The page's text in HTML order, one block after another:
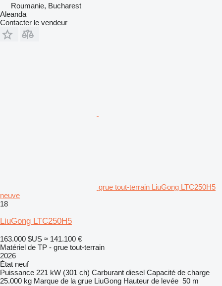
Roumanie, Bucharest
Aleanda
Contacter le vendeur
grue tout-terrain LiuGong LTC250H5
neuve
18
LiuGong LTC250H5
163.000 $US ≈ 141.100 €
Matériel de TP - grue tout-terrain
2026
État neuf
Puissance 221 kW (301 ch) Carburant diesel Capacité de charge
25.000 kg Marque de la grue LiuGong Hauteur de levée 50 m